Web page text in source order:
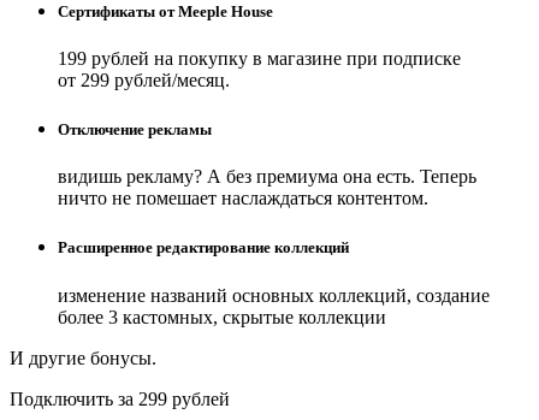
Сертификаты от Meeple House
199 рублей на покупку в магазине при подписке
от 299 рублей/месяц.
Отключение рекламы
видишь рекламу? А без премиума она есть. Теперь
ничто не помешает наслаждаться контентом.
Расширенное редактирование коллекций
изменение названий основных коллекций, создание
более 3 кастомных, скрытые коллекции
И другие бонусы.
Подключить за 299 рублей